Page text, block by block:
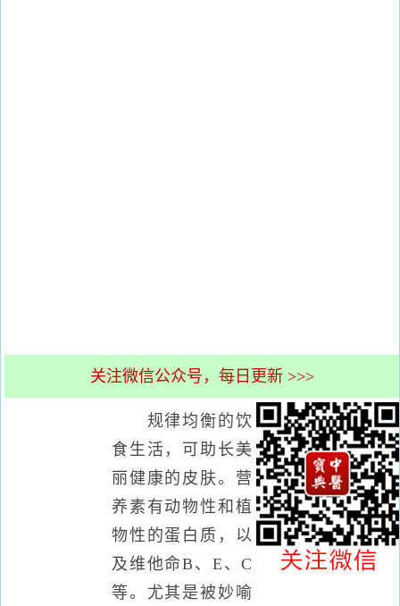
关注微信公众号，每日更新 >>>
规律均衡的饮
食生活，可助长美
丽健康的皮肤。营
养素有动物性和植
物性的蛋白质，以
及维他命B、E、C
等。尤其是被妙喻